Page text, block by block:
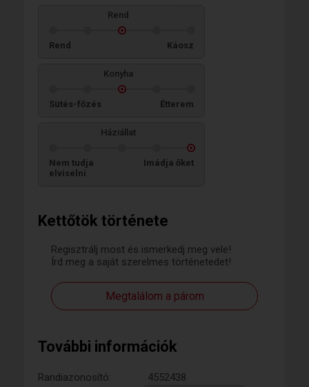
Kettőtök története
Regisztrálj most és ismerkedj meg vele!
Írd meg a saját szerelmes történetedet!
Megtalálom a párom
További információk
Randiazonosító:
4552438
Rend
Rend Káosz
Konyha
Sütés-főzés Étterem
Háziállat
Nem tudja
elviselni
Imádja őket